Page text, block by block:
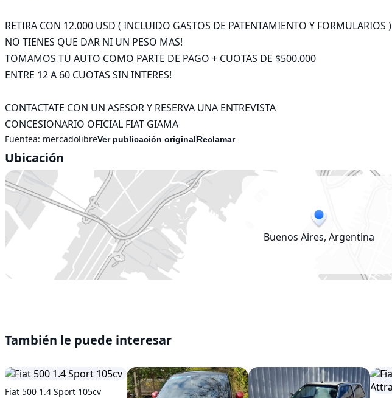
RETIRA CON 12.000 USD ( INCLUIDO GASTOS DE PATENTAMIENTO Y FORMULARIOS )
NO TIENES QUE DAR NI UN PESO MAS!
TOMAMOS TU AUTO COMO PARTE DE PAGO + CUOTAS DE $500.000
ENTRE 12 A 60 CUOTAS SIN INTERES!
CONTACTATE CON UN ASESOR Y RESERVA UNA ENTREVISTA
CONCESIONARIO OFICIAL FIAT GIAMA
Fuentea: mercadolibreVer publicación originalReclamar
Ubicación
Buenos Aires, Argentina
También le puede interesar
Fiat 500 1.4 Sport 105cv